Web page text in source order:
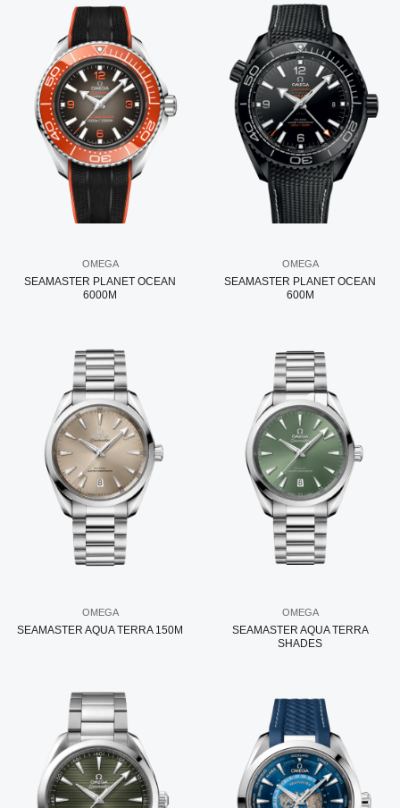
OMEGA
SEAMASTER PLANET OCEAN
6000M
OMEGA
SEAMASTER PLANET OCEAN
600M
OMEGA
SEAMASTER AQUA TERRA 150M
OMEGA
SEAMASTER AQUA TERRA
SHADES